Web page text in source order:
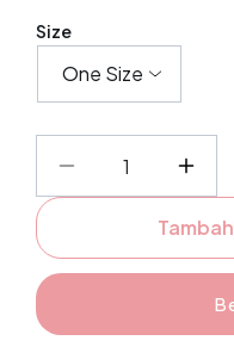
Size
Kurangi
jumlah
Celia
untuk
Celia
Outer